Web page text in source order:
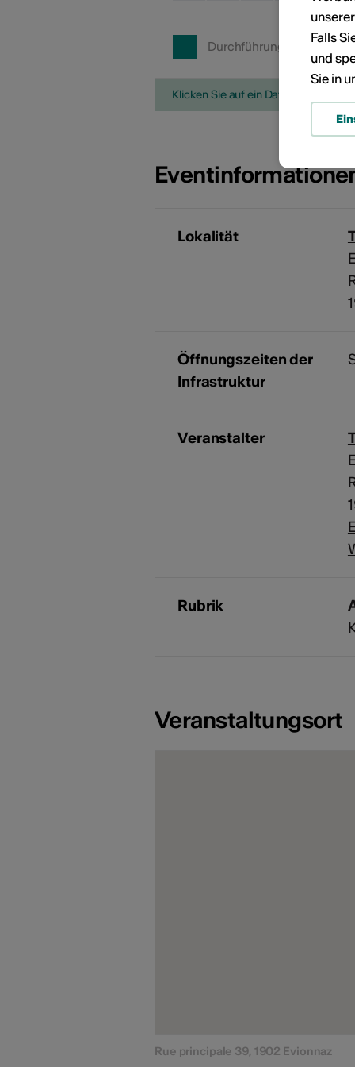
Durchführungsdatum
Klicken Sie auf ein Datum, um die
Lokalität
Öffnungszeiten der
Infrastruktur
Veranstalter
Rubrik
Veranstaltungsort
Rue principale 39, 1902 Evionnaz
Falls
und
Sie in